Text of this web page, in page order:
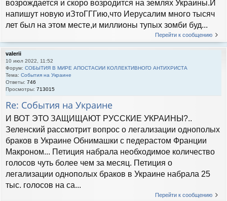
возрождается и скоро возродится на землях Украины.И
напишут новую иЗтоГГГию,что Иерусалим много тысяч
лет был на этом месте,и миллионы тупых зомби буд...
Перейти к сообщению
valerii
10 июл 2022, 11:52
Форум: СОБЫТИЯ В МИРЕ АПОСТАСИИ КОЛЛЕКТИВНОГО АНТИХРИСТА
Тема: События на Украине
Ответы: 746
Просмотры: 713015
Re: События на Украине
И ВОТ ЭТО ЗАЩИЩАЮТ РУССКИЕ УКРАИНЫ?..
Зеленский рассмотрит вопрос о легализации однополых
браков в Украине Обнимашки с педерастом Франции
Макроном... Петиция набрала необходимое количество
голосов чуть более чем за месяц. Петиция о
легализации однополых браков в Украине набрала 25
тыс. голосов на са...
Перейти к сообщению